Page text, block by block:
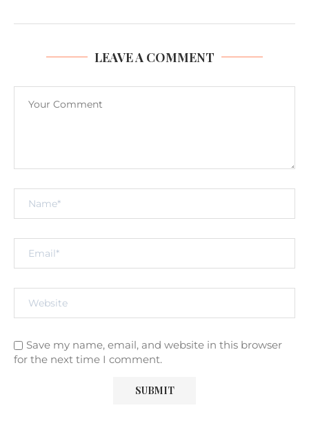
LEAVE A COMMENT
Save my name, email, and website in this browser
for the next time I comment.